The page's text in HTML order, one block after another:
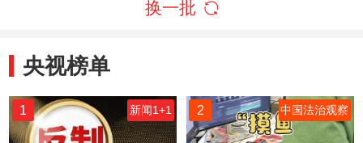
换一批
央视榜单
1 新闻1+1 2 中国法治观察